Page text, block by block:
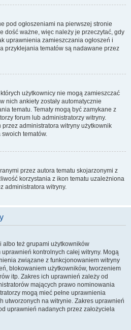
pod ogłoszeniami na pierwszej stronie
dość ważne, więc należy je przeczytać, gdy
uprawnienia zamieszczania ogłoszeń i
przyklejania tematów są nadawane przez
użytkownicy nie mogą zamieszczać
nich ankiety zostały automatycznie
tematu. Tematy mogą być zamykane z
forum lub administratorzy witryny.
administratora witryny użytkownik
tematów.
przez autora tematu skojarzonymi z
korzystania z ikon tematu uzależniona
administratora witryny.
albo też grupami użytkowników
kontrolnych całej witryny. Mogą
związane z funkcjonowaniem witryny
blokowaniem użytkowników, tworzeniem
itp. Zakres ich uprawnień zależy od
mających prawo nominowania
mogą mieć pełne uprawnienia
utworzonych na witrynie. Zakres uprawnień
uprawnień nadanych przez założyciela